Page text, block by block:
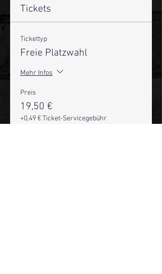
Tickets
Tickettyp
Freie Platzwahl
Mehr Infos
Preis
19,50 €
+0,49 € Ticket-Servicegebühr